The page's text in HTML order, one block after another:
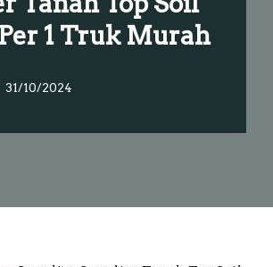
1 Truk Murah
31/10/2024